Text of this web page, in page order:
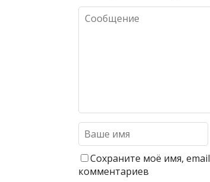
Сохраните моё имя,
комментариев